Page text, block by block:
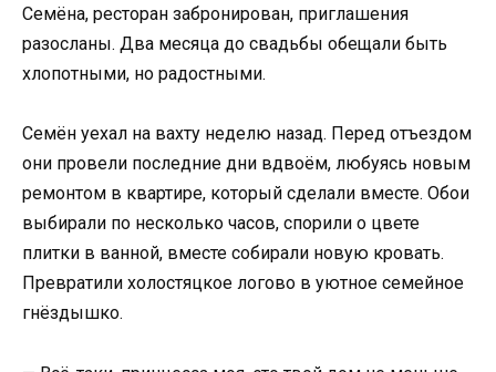
Семёна, ресторан забронирован, приглашения
разосланы. Два месяца до свадьбы обещали быть
хлопотными, но радостными.
Семён уехал на вахту неделю назад. Перед отъездом
они провели последние дни вдвоём, любуясь новым
ремонтом в квартире, который сделали вместе. Обои
выбирали по несколько часов, спорили о цвете
плитки в ванной, вместе собирали новую кровать.
Превратили холостяцкое логово в уютное семейное
гнёздышко.